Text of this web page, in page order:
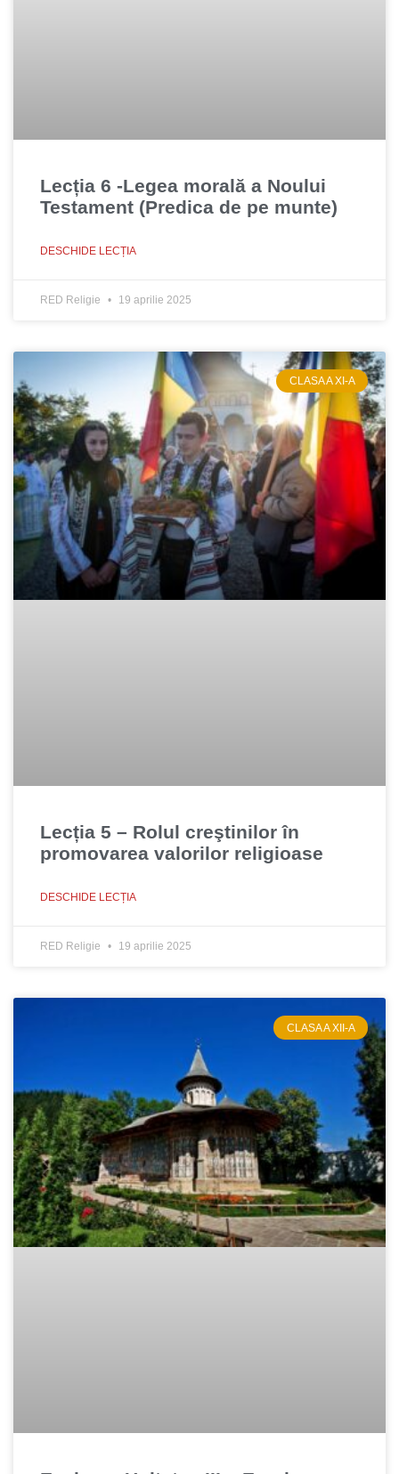
Lecția 6 -Legea morală a Noului
Testament (Predica de pe munte)
DESCHIDE LECȚIA
RED Religie 19 aprilie 2025
CLASA A XI-A
Lecția 5 – Rolul creştinilor în
promovarea valorilor religioase
DESCHIDE LECȚIA
RED Religie 19 aprilie 2025
CLASA A XII-A